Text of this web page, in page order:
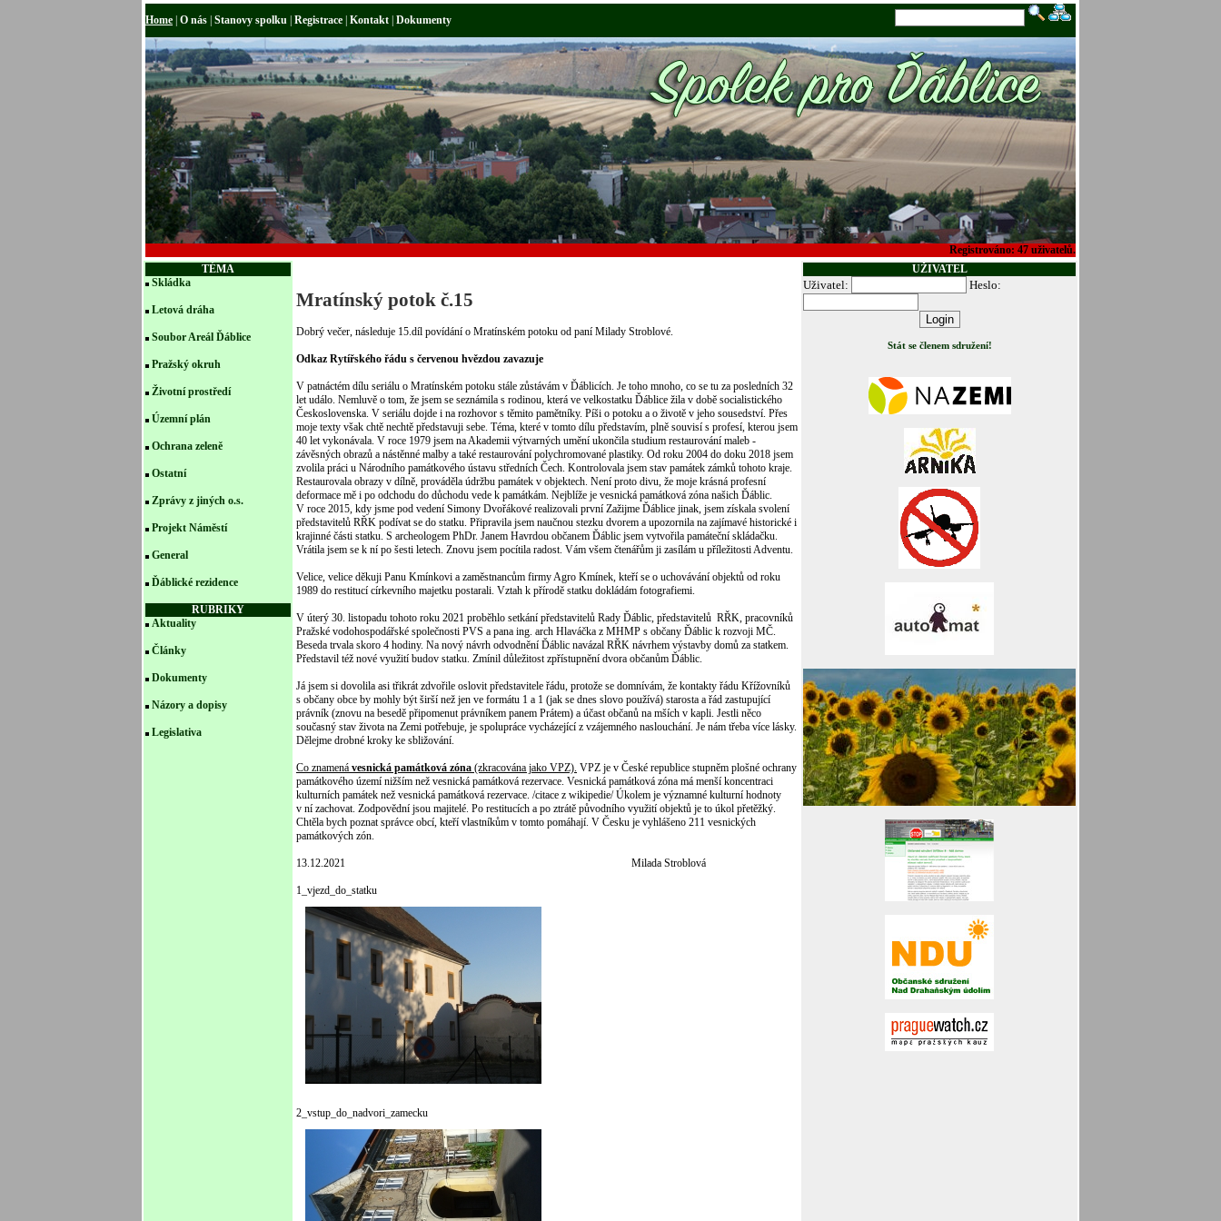
Home O nás Stanovy spolku Registrace Kontakt Dokumenty
Registrováno: 47 uživatelů.
TÉMA
Skládka
Letová dráha
Soubor Areál Ďáblice
Pražský okruh
Životní prostředí
Územní plán
Ochrana zeleně
Ostatní
Zprávy z jiných o.s.
Projekt Náměstí
General
Ďáblické rezidence
RUBRIKY
Aktuality
Články
Dokumenty
Názory a dopisy
Legislativa
Mratínský potok č.15
Dobrý večer, následuje 15.díl povídání o Mratínském potoku od paní Milady Stroblové.
Odkaz Rytířského řádu s červenou hvězdou zavazuje
V patnáctém dílu seriálu o Mratínském potoku stále zůstávám v Ďáblicích. Je toho mnoho, co se tu za posledních 32
let událo. Nemluvě o tom, že jsem se seznámila s rodinou, která ve velkostatku Ďáblice žila v době socialistického
Československa. V seriálu dojde i na rozhovor s těmito pamětníky. Píši o potoku a o životě v jeho sousedství. Přes
moje texty však chtě nechtě představuji sebe. Téma, které v tomto dílu představím, plně souvisí s profesí, kterou jsem
40 let vykonávala. V roce 1979 jsem na Akademii výtvarných umění ukončila studium restaurování maleb -
závěsných obrazů a nástěnné malby a také restaurování polychromované plastiky. Od roku 2004 do doku 2018 jsem
zvolila práci u Národního památkového ústavu středních Čech. Kontrolovala jsem stav památek zámků tohoto kraje.
Restaurovala obrazy v dílně, prováděla údržbu památek v objektech. Není proto divu, že moje krásná profesní
deformace mě i po odchodu do důchodu vede k památkám. Nejblíže je vesnická památková zóna našich Ďáblic.
V roce 2015, kdy jsme pod vedení Simony Dvořákové realizovali první Zažijme Ďáblice jinak, jsem získala svolení
představitelů RŘK podívat se do statku. Připravila jsem naučnou stezku dvorem a upozornila na zajímavé historické i
krajinné části statku. S archeologem PhDr. Janem Havrdou občanem Ďáblic jsem vytvořila památeční skládačku.
Vrátila jsem se k ní po šesti letech. Znovu jsem pocítila radost. Vám všem čtenářům ji zasílám u příležitosti Adventu.
Velice, velice děkuji Panu Kmínkovi a zaměstnancům firmy Agro Kmínek, kteří se o uchovávání objektů od roku
1989 do restitucí církevního majetku postarali. Vztah k přírodě statku dokládám fotografiemi.
V úterý 30. listopadu tohoto roku 2021 proběhlo setkání představitelů Rady Ďáblic, představitelů RŘK, pracovníků
Pražské vodohospodářské společnosti PVS a pana ing. arch Hlaváčka z MHMP s občany Ďáblic k rozvoji MČ.
Beseda trvala skoro 4 hodiny. Na nový návrh odvodnění Ďáblic navázal RŘK návrhem výstavby domů za statkem.
Představil též nové využití budov statku. Zmínil důležitost zpřístupnění dvora občanům Ďáblic.
Já jsem si dovolila asi třikrát zdvořile oslovit představitele řádu, protože se domnívám, že kontakty řádu Křížovníků
s občany obce by mohly být širší než jen ve formátu 1 a 1 (jak se dnes slovo používá) starosta a řád zastupující
právník (znovu na besedě připomenut právníkem panem Prátem) a účast občanů na mších v kapli. Jestli něco
současný stav života na Zemi potřebuje, je spolupráce vycházející z vzájemného naslouchání. Je nám třeba více lásky.
Dělejme drobné kroky ke sbližování.
Co znamená vesnická památková zóna (zkracována jako VPZ). VPZ je v České republice stupněm plošné ochrany
památkového území nižším než vesnická památková rezervace. Vesnická památková zóna má menší koncentraci
kulturních památek než vesnická památková rezervace. /citace z wikipedie/ Úkolem je významné kulturní hodnoty
v ní zachovat. Zodpovědní jsou majitelé. Po restitucích a po ztrátě původního využití objektů je to úkol přetěžký.
Chtěla bych poznat správce obcí, kteří vlastníkům v tomto pomáhají. V Česku je vyhlášeno 211 vesnických
památkových zón.
13.12.2021 Milada Stroblová
1_vjezd_do_statku
2_vstup_do_nadvori_zamecku
UŽIVATEL
Uživatel: Heslo:
Stát se členem sdružení!